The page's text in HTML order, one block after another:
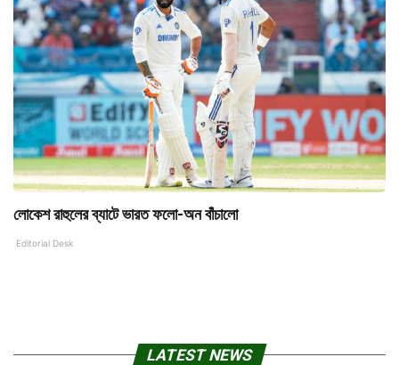
লোকেশ রাহুলের ব্যাটে ভারত ফলো-অন বাঁচালো
Editorial Desk
LATEST NEWS